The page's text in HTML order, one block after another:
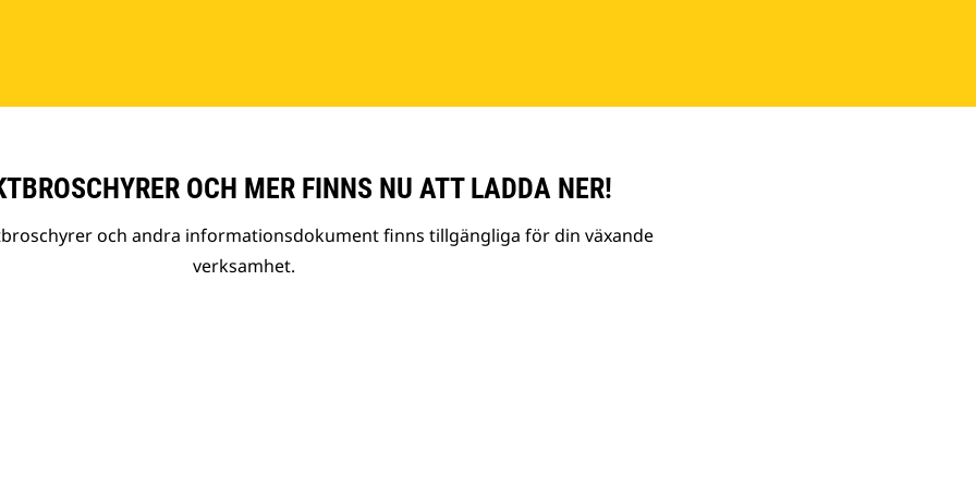
OCH MER FINNS NU ATT LADDA NER!
och andra informationsdokument finns tillgängliga för din växande
verksamhet.